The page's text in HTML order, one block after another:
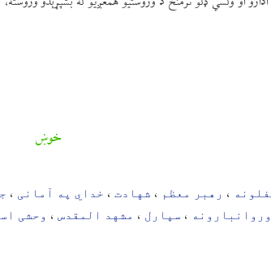
خوښ
، رهبر معظم ، شهادت ، خداي په آمانی ،
، سپارل ، مشهد المقدس ، وحشی